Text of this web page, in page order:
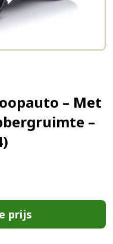
– Met
–
prijs